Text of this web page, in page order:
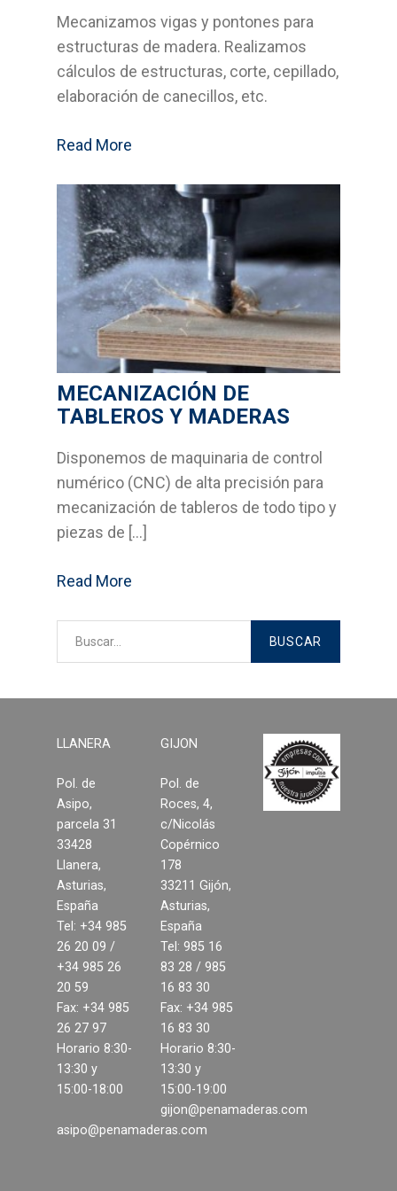
Bricolage
Cocinas
Armarios empotrados
Cabinas Sanitarias
Formica
Outlet
Aplicaciones
Suelos laminados
Soluciones en tableros
Decoración del hogar
Madera para exterior y
Medio Ambiente
Calidad
Desarrollo sostenible
Contacto
Noticias
Mecanizamos vigas y pontones para
estructuras de madera. Realizamos
cálculos de estructuras, corte, cepillado,
elaboración de canecillos, etc.
Read More
MECANIZACIÓN DE
TABLEROS Y MADERAS
Disponemos de maquinaria de control
numérico (CNC) de alta precisión para
mecanización de tableros de todo tipo y
piezas de […]
Read More
LLANERA
Pol. de
Asipo,
parcela 31
33428
Llanera,
Asturias,
España
Tel: +34 985
26 20 09 /
+34 985 26
20 59
Fax: +34 985
26 27 97
Horario 8:30-
13:30 y
15:00-18:00
asipo@penamaderas.com
GIJON
Pol. de
Roces, 4,
c/Nicolás
Copérnico
178
33211 Gijón,
Asturias,
España
Tel: 985 16
83 28 / 985
16 83 30
Fax: +34 985
16 83 30
Horario 8:30-
13:30 y
15:00-19:00
gijon@penamaderas.com